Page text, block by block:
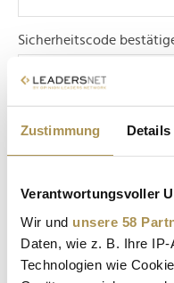
Zustimmung Details
Verantwortungsvoller
Wir und unsere 58
Daten, wie z. B. Ihre
Technologien wie
Sicherheitscode